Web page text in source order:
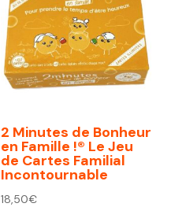
2 Minutes de Bonheur
en Famille !® Le Jeu
de Cartes Familial
Incontournable
18,50€